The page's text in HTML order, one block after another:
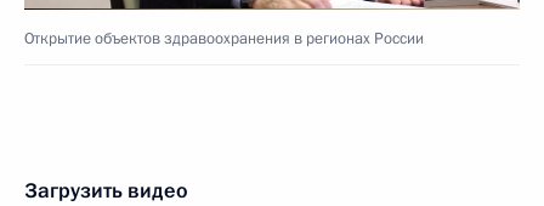
Открытие объектов здравоохранения в регионах России
Загрузить видео